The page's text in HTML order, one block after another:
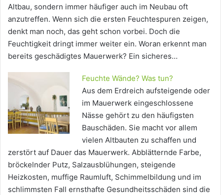
Altbau, sondern immer häufiger auch im Neubau oft
anzutreffen. Wenn sich die ersten Feuchtespuren zeigen,
denkt man noch, das geht schon vorbei. Doch die
Feuchtigkeit dringt immer weiter ein. Woran erkennt man
bereits geschädigtes Mauerwerk? Ein sicheres…
Feuchte Wände? Was tun?
Aus dem Erdreich aufsteigende oder
im Mauerwerk eingeschlossene
Nässe gehört zu den häufigsten
Bauschäden. Sie macht vor allem
vielen Altbauten zu schaffen und
zerstört auf Dauer das Mauerwerk. Abblätternde Farbe,
bröckelnder Putz, Salzausblühungen, steigende
Heizkosten, muffige Raumluft, Schimmelbildung und im
schlimmsten Fall ernsthafte Gesundheitsschäden sind die